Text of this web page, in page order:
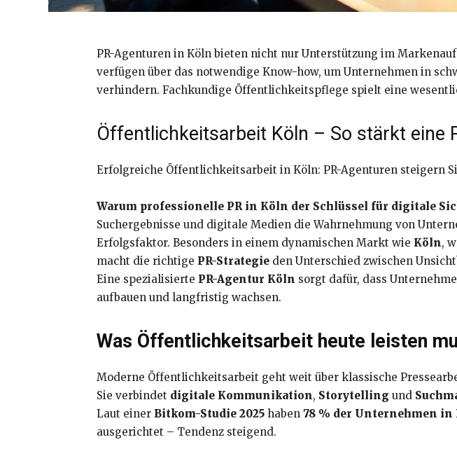
PR-Agenturen in Köln bieten nicht nur Unterstützung im
verfügen über das notwendige Know-how, um Unternehmen in
verhindern. Fachkundige Öffentlichkeitspflege spielt eine
Öffentlichkeitsarbeit Köln – So stärkt eine
Erfolgreiche Öffentlichkeitsarbeit in Köln: PR-Agenturen steigern
Warum professionelle PR in Köln der Schlüssel für digitale
Suchergebnisse und digitale Medien die Wahrnehmung von
Erfolgsfaktor. Besonders in einem dynamischen Markt wie Köln,
macht die richtige PR-Strategie den Unterschied zwischen
Eine spezialisierte PR-Agentur Köln sorgt dafür, dass
aufbauen und langfristig wachsen.
Was Öffentlichkeitsarbeit heute leisten
Moderne Öffentlichkeitsarbeit geht weit über klassische
Sie verbindet digitale Kommunikation, Storytelling und
Laut einer Bitkom-Studie 2025 haben 78 % der Unternehmen in
ausgerichtet – Tendenz steigend.